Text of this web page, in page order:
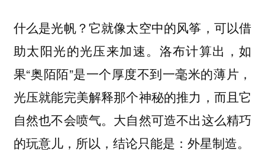
什么是光帆？它就像太空中的风筝，可以借
助太阳光的光压来加速。洛布计算出，如
果“奥陌陌”是一个厚度不到一毫米的薄片，
光压就能完美解释那个神秘的推力，而且它
自然也不会喷气。大自然可造不出这么精巧
的玩意儿，所以，结论只能是：外星制造。